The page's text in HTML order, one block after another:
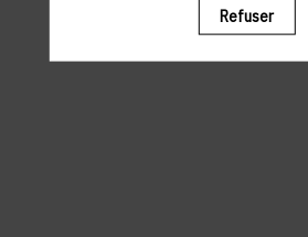
Refuser